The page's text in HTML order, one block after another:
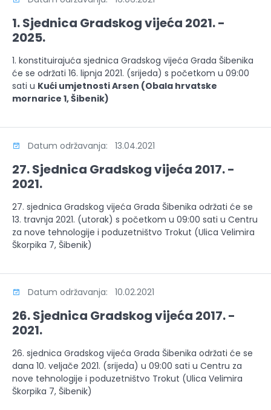
1. Sjednica Gradskog vijeća 2021. -
2025.
1. konstituirajuća sjednica Gradskog vijeća Grada Šibenika
će se održati 16. lipnja 2021. (srijeda) s početkom u 09:00
sati u Kući umjetnosti Arsen (Obala hrvatske
mornarice 1, Šibenik)
Datum održavanja: 13.04.2021
27. Sjednica Gradskog vijeća 2017. -
2021.
27. sjednica Gradskog vijeća Grada Šibenika održati će se
13. travnja 2021. (utorak) s početkom u 09:00 sati u Centru
za nove tehnologije i poduzetništvo Trokut (Ulica Velimira
Škorpika 7, Šibenik)
Datum održavanja: 10.02.2021
26. Sjednica Gradskog vijeća 2017. -
2021.
26. sjednica Gradskog vijeća Grada Šibenika održati će se
dana 10. veljače 2021. (srijeda) u 09:00 sati u Centru za
nove tehnologije i poduzetništvo Trokut (Ulica Velimira
Škorpika 7, Šibenik)